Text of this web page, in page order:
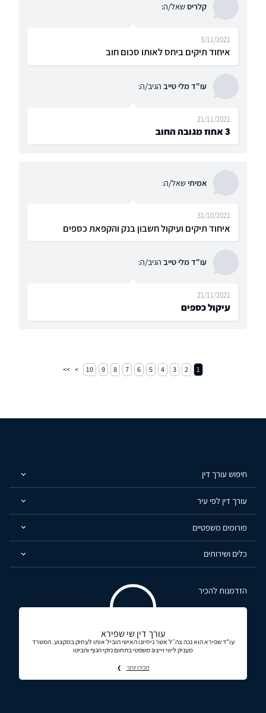
קלריסשאל/ה:
איחוד תיקים ביחס לאותו סכום חוב
3/11/2021
עו"ד מלי טייב הגיב/ה:
3 אחוז מגובה החוב
21/11/2021
אמיתישאל/ה:
איחוד תיקים ועיקול חשבון בנק והקפאת כספים
31/10/2021
עו"ד מלי טייב הגיב/ה:
עיקול כספים
21/11/2021
1
2
3
4
5
6
7
8
9
10
חיפוש עורך דין
עורך דין לפי עיר
פורומים משפטיים
כלים ושירותים
הזדמנות להכיר
עורך דין שי שפירא
עו"ד שפירא הוא נכה צה״ל אשר ניסיונו האישי הוביל אותו לעסוק במקצוע. המשרד
מעניק ליווי וייצוג משפטי בתחום נזקי הגוף והביטו
תכירו יותר